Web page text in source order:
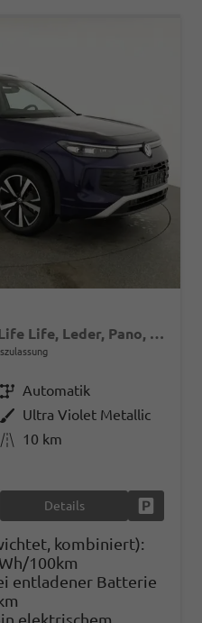
1.5 TSI eHybrid 150 kW Life Life, Leder, Pano, HuD, AHK, AreaView, Side, Navi, Winter, 5-J. Garantie
GetriebeAutomatik
AußenfarbeUltra Violet Metallic
Kilometerstand 10 km
Details
kombiniert):
100km
entladener Batterie